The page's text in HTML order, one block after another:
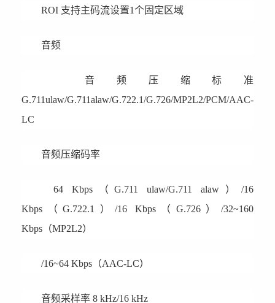
ROI 支持主码流设置1个固定区域
音频
音频压缩标准
G.711ulaw/G.711alaw/G.722.1/G.726/MP2L2/PCM/AAC-
LC
音频压缩码率
64 Kbps（G.711 ulaw/G.711 alaw）/16
Kbps（G.722.1）/16 Kbps（G.726）/32~160
Kbps（MP2L2）
/16~64 Kbps（AAC-LC）
音频采样率 8 kHz/16 kHz